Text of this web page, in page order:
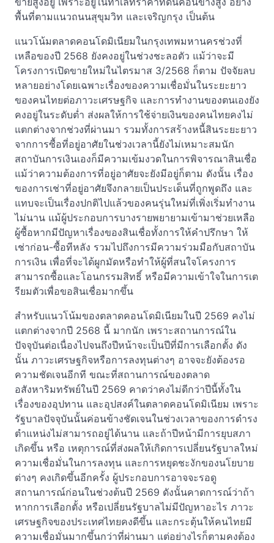
พื้นที่ตามแนวถนนสุขุมวิท และเจริญกรุง เป็นต้น
แนวโน้มตลาดคอนโดมิเนียมในกรุงเทพมหานครช่วงที่
เหลือของปี 2568 ยังคงอยู่ในช่วงชะลอตัว แม้ว่าจะมี
โครงการเปิดขายใหม่ในไตรมาส 3/2568 ก็ตาม ปัจจัยลบ
หลายอย่างโดยเฉพาะเรื่องของความเชื่อมั่นในระยะยาว
ของคนไทยต่อภาวะเศรษฐกิจ และการทำงานของตนเองยัง
คงอยู่ในระดับต่ำ ส่งผลให้การใช้จ่ายเงินของคนไทยคงไม่
แตกต่างจากช่วงที่ผ่านมา รวมทั้งการสร้างหนี้สินระยะยาว
จากการซื้อที่อยู่อาศัยในช่วงเวลานี้ยังไม่เหมาะสมนัก
สถาบันการเงินเองก็มีความเข้มงวดในการพิจารณาสินเชื่อ
แม้ว่าความต้องการที่อยู่อาศัยจะยังมีอยู่ก็ตาม ดังนั้น เรื่อง
ของการเช่าที่อยู่อาศัยจึงกลายเป็นประเด็นที่ถูกพูดถึง และ
แทบจะเป็นเรื่องปกติไปแล้วของคนรุ่นใหม่ที่เพิ่งเริ่มทำงาน
ไม่นาน แม้ผู้ประกอบการบางรายพยายามเข้ามาช่วยเหลือ
ผู้ซื้อหากมีปัญหาเรื่องของสินเชื่อทั้งการให้คำปรึกษา ให้
เช่าก่อน-ซื้อทีหลัง รวมไปถึงการมีความร่วมมือกับสถาบัน
การเงิน เพื่อที่จะได้ผูกมัดหรือทำให้ผู้ที่สนใจโครงการ
สามารถซื้อและโอนกรรมสิทธิ์ หรือมีความเข้าใจในการเต
รียมตัวเพื่อขอสินเชื่อมากขึ้น
สำหรับแนวโน้มของตลาดคอนโดมิเนียมในปี 2569 คงไม่
แตกต่างจากปี 2568 นี้ มากนัก เพราะสถานการณ์ใน
ปัจจุบันต่อเนื่องไปจนถึงปีหน้าจะเป็นปีที่มีการเลือกตั้ง ดัง
นั้น ภาวะเศรษฐกิจหรือการลงทุนต่างๆ อาจจะยังต้องรอ
ความชัดเจนอีกที ขณะที่สถานการณ์ของตลาด
อสังหาริมทรัพย์ในปี 2569 คาดว่าคงไม่ดีกว่าปีนี้ทั้งใน
เรื่องของอุปทาน และอุปสงค์ในตลาดคอนโดมิเนียม เพราะ
รัฐบาลปัจจุบันนั้นค่อนข้างชัดเจนในช่วงเวลาของการดำรง
ตำแหน่งไม่สามารถอยู่ได้นาน และถ้าปีหน้ามีการยุบสภา
เกิดขึ้น หรือ เหตุการณ์ที่ส่งผลให้เกิดการเปลี่ยนรัฐบาลใหม่
ความเชื่อมั่นในการลงทุน และการหยุดชะงักของนโยบาย
ต่างๆ คงเกิดขึ้นอีกครั้ง ผู้ประกอบการอาจจะรอดู
สถานการณ์ก่อนในช่วงต้นปี 2569 ดังนั้นคาดการณ์ว่าถ้า
หากการเลือกตั้ง หรือเปลี่ยนรัฐบาลไม่มีปัญหาอะไร ภาวะ
เศรษฐกิจของประเทศไทยคงดีขึ้น และกระตุ้นให้คนไทยมี
ความเชื่อมั่นมากขึ้นกว่าที่ผ่านมา แต่อย่างไรก็ตามคงต้อง